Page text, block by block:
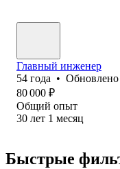
Главный инженер
54 года • Обновлено
80 000 ₽
Общий опыт
30 лет 1 месяц
Быстрые